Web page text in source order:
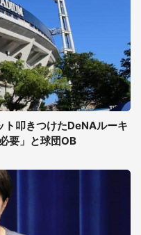
叩きつけたDeNAルーキ
要」と球団OB